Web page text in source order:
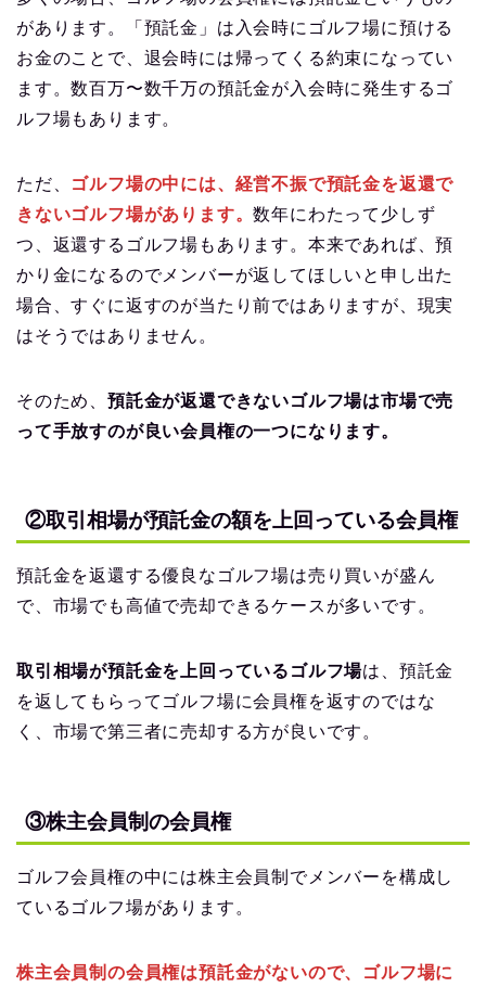
があります。「預託金」は入会時にゴルフ場に預ける
お金のことで、退会時には帰ってくる約束になってい
ます。数百万〜数千万の預託金が入会時に発生するゴ
ルフ場もあります。
ただ、 ゴルフ場の中には、経営不振で預託金を返還で
きないゴルフ場があります。数年にわたって少しず
つ、返還するゴルフ場もあります。本来であれば、預
かり金になるのでメンバーが返してほしいと申し出た
場合、すぐに返すのが当たり前ではありますが、現実
はそうではありません。
そのため、 預託金が返還できないゴルフ場は市場で売
って手放すのが良い会員権の一つになります。
②取引相場が預託金の額を上回っている会員権
預託金を返還する優良なゴルフ場は売り買いが盛ん
で、市場でも高値で売却できるケースが多いです。
取引相場が預託金を上回っているゴルフ場は、預託金
を返してもらってゴルフ場に会員権を返すのではな
く、市場で第三者に売却する方が良いです。
③株主会員制の会員権
ゴルフ会員権の中には株主会員制でメンバーを構成し
ているゴルフ場があります。
株主会員制の会員権は預託金がないので、ゴルフ場に